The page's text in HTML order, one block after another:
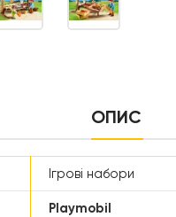
ОПИС
Ігрові набори
Playmobil